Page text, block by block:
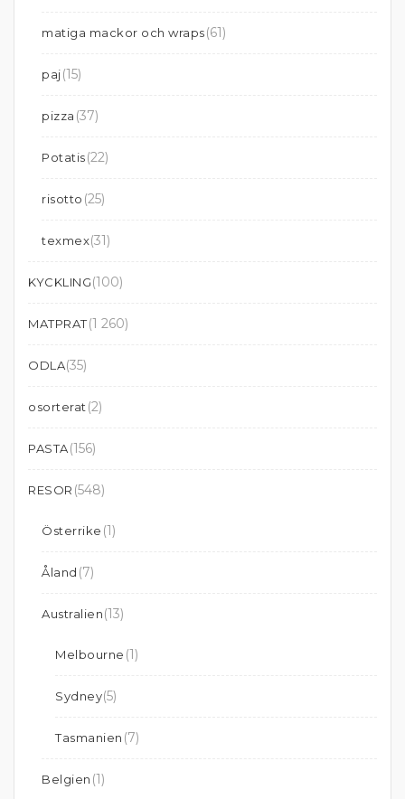
matiga mackor och wraps(61)
paj(15)
pizza (37)
Potatis(22)
risotto (25)
texmex(31)
KYCKLING(100)
MATPRAT(1 260)
ODLA(35)
osorterat (2)
PASTA(156)
RESOR (548)
Österrike (1)
Åland (7)
Australien(13)
Melbourne (1)
Sydney(5)
Tasmanien (7)
Belgien (1)